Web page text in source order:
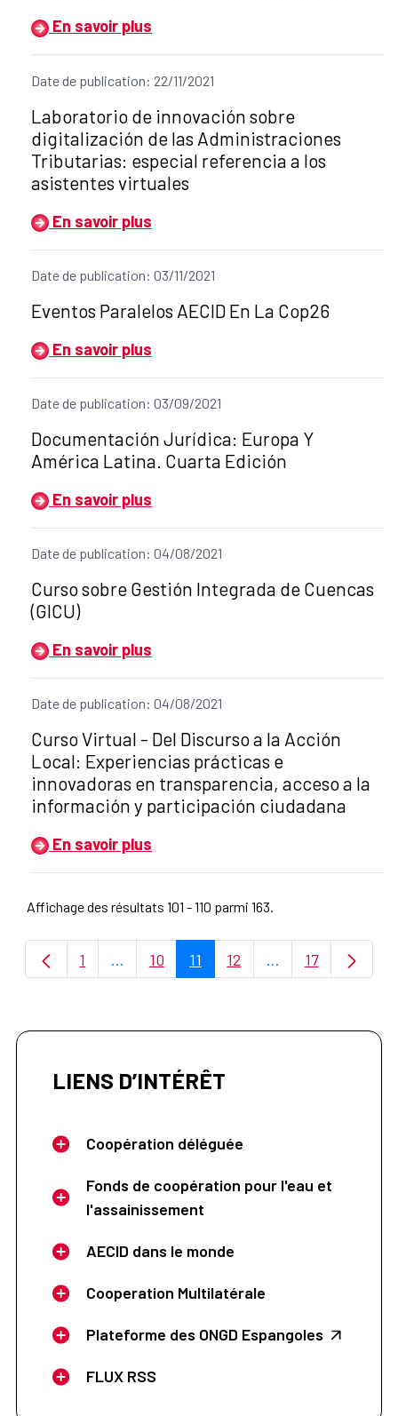
En savoir plus
Date de publication: 22/11/2021
Título del anuncio:
Laboratorio de innovación sobre
digitalización de las Administraciones
Tributarias: especial referencia a los
asistentes virtuales
En savoir plus
Date de publication: 03/11/2021
Título del anuncio:
Eventos Paralelos AECID En La Cop26
En savoir plus
Date de publication: 03/09/2021
Título del anuncio:
Documentación Jurídica: Europa Y
América Latina. Cuarta Edición
En savoir plus
Date de publication: 04/08/2021
Título del anuncio:
Curso sobre Gestión Integrada de Cuencas
(GICU)
En savoir plus
Date de publication: 04/08/2021
Título del anuncio:
Curso Virtual - Del Discurso a la Acción
Local: Experiencias prácticas e
innovadoras en transparencia, acceso a la
información y participación ciudadana
En savoir plus
Affichage des résultats 101 - 110 parmi 163.
Page
1 ...Pages intermédiaires Utilisez TAB pour
Page
10 Page
11 Page
12 ...PagesPage
17
LIENS D’INTÉRÊT
Coopération déléguée
Fonds de coopération pour l'eau et
l'assainissement
AECID dans le monde
Cooperation Multilatérale
Plateforme des ONGD Espangoles
FLUX RSS